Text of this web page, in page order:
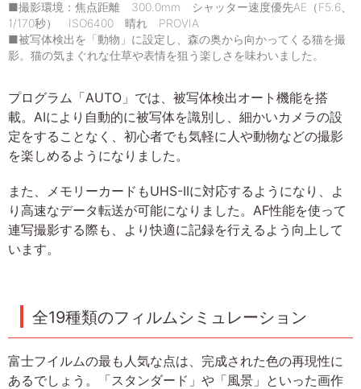
■撮影環境：焦点距離 300.0mm シャッター速度優先AE（F5.6、
1/170秒） ISO6400 晴れ PROVIA
■被写体検出を「動物」に設定し、森の奥から向かってくる猫を撮
影。猫の気まぐれな仕草や表情を狙う楽しさを味わいました。
プログラム「AUTO」では、被写体検出オート機能を搭
載。AIにより自動的に被写体を識別し、細かいカメラの設
定をすることなく、初心者でも気軽に人や動物などの撮影
を楽しめるようになりました。
また、メモリーカードもUHS-IIに対応するようになり、よ
り高速なデータ転送が可能になりました。AF性能を使って
連写撮影する際も、より快適に記録を行えるよう向上して
います。
全19種類のフィルムシミュレーション
富士フイルムの最も人気な点は、完成された色の再現性に
あるでしょう。「スタンダード」や「風景」といった画作